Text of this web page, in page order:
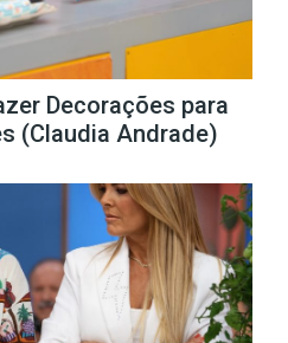
Decorações para
(Claudia Andrade)